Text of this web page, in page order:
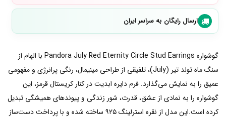
ارسال رایگان به سراسر ایران
گوشواره Pandora July Red Eternity Circle Stud Earrings با الهام از
سنگ ماه تولد تیر (July)، تلفیقی از طراحی مینیمال، رنگی پرانرژی و مفهومی
عمیق را به نمایش می‌گذارد. فرم دایره ابدیت در کنار کریستال قرمز، این
گوشواره را به نمادی از عشق، قدرت، شور زندگی و پیوندهای همیشگی تبدیل
کرده است.این مدل از نقره استرلینگ ۹۲۵ ساخته شده و با پرداخت دست‌ساز